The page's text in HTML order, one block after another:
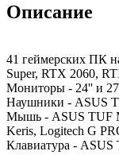
Описание
41 геймерских ПК
Super, RTX 2060,
Мониторы - 24'' и
Наушники - ASUS
Мышь - ASUS TUF
Keris, Logitech G
Клавиатура - ASUS